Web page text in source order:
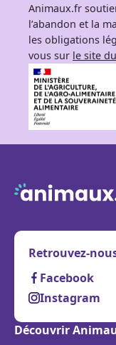
Animaux.fr
l’abandon et la
les obligations
vous sur le site
Retrouvez-
Facebook
Instagram
Découvrir